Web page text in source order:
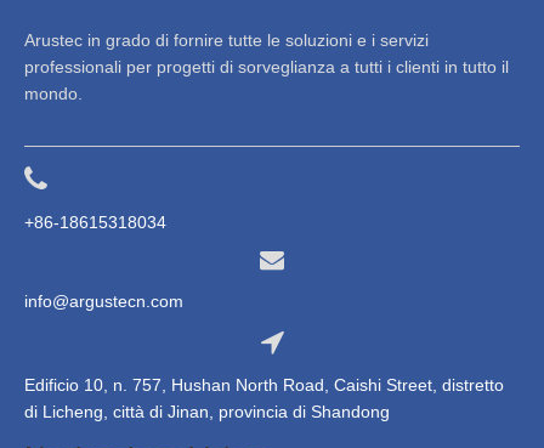
Arustec in grado di fornire tutte le soluzioni e i servizi
professionali per progetti di sorveglianza a tutti i clienti in tutto il
mondo.
+86-18615318034
info@argustecn.com
Edificio 10, n. 757, Hushan North Road, Caishi Street, distretto
di Licheng, città di Jinan, provincia di Shandong